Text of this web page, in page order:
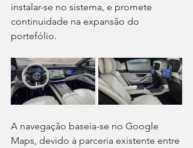
instalar-se no sistema, e promete
continuidade na expansão do
portefólio.
A navegação baseia-se no Google
Maps, devido à parceria existente entre